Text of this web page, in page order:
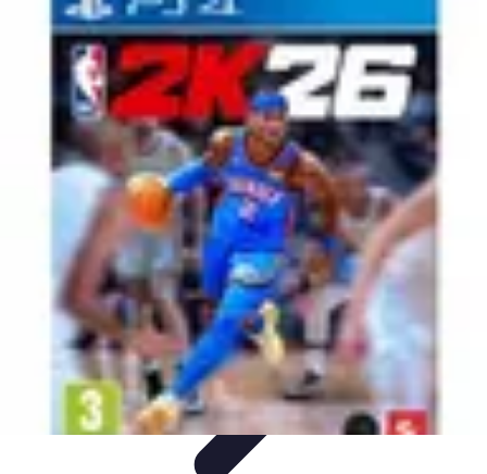
Basket Actu
Analyse et performancesActualitésAnalyse des
performancesTendances Analyses
Basket Actu